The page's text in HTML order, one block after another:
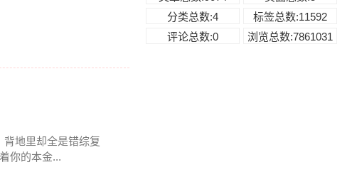
地里却全是错综复
你的本金...
分类总数:4
标签总数:11592
评论总数:0
浏览总数:7861031